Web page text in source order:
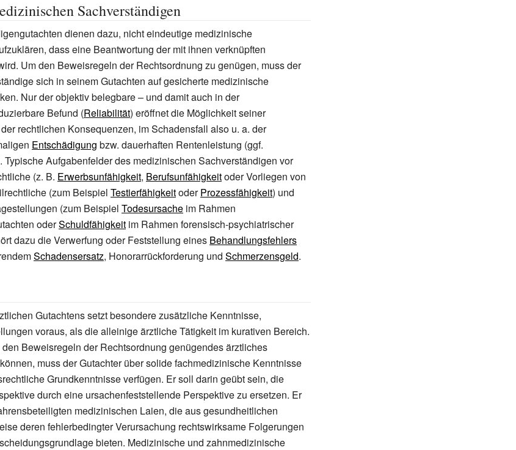
Sachverständigen
dienen dazu, nicht eindeutige medizinische
dass eine Beantwortung der mit ihnen verknüpften
Um den Beweisregeln der Rechtsordnung zu genügen, muss der
sich in seinem Gutachten auf gesicherte medizinische
Nur der objektiv belegbare – und damit auch in der
Befund (Reliabilität) eröffnet die Möglichkeit seiner
rechtlichen Konsequenzen, im Schadensfall also u. a. der
Entschädigung bzw. dauerhaften Rentenleistung (ggf.
Typische Aufgabenfelder des medizinischen Sachverständigen vor
(z. B. Erwerbsunfähigkeit, Berufsunfähigkeitoder Vorliegen von
(zum Beispiel TestierfähigkeitoderProzessfähigkeit) und
(zum Beispiel Todesursache im Rahmen
oderSchuldfähigkeit im Rahmen forensisch-psychiatrischer
dazu die Verwerfung oder Feststellung eines Behandlungsfehlers
Schadensersatz, Honorarrückforderung und Schmerzensgeld.
Gutachtens setzt besondere zusätzliche Kenntnisse,
voraus, als die alleinige ärztliche Tätigkeit im kurativen Bereich.
Beweisregeln der Rechtsordnung genügendes ärztliches
muss der Gutachter über solide fachmedizinische Kenntnisse
Grundkenntnisse verfügen. Er soll darin geübt sein, die
durch eine ursachenfeststellende Perspektive zu ersetzen. Er
medizinischen Laien, die aus gesundheitlichen
deren fehlerbedingter Verursachung rechtswirksame Folgerungen
bieten. Medizinische und zahnmedizinische